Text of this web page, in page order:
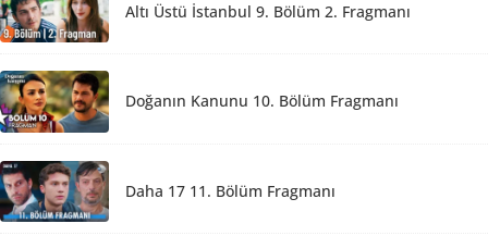
Altı Üstü İstanbul 9. Bölüm 2. Fragmanı
Doğanın Kanunu 10. Bölüm Fragmanı
Daha 17 11. Bölüm Fragmanı